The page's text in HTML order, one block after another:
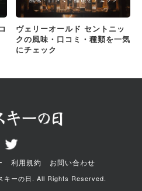
ヴェリーオールド セントニッ
クの風味・口コミ・種類を一気
にチェック
利用規約 お問い合わせ
ーの日. All Rights Reserved.